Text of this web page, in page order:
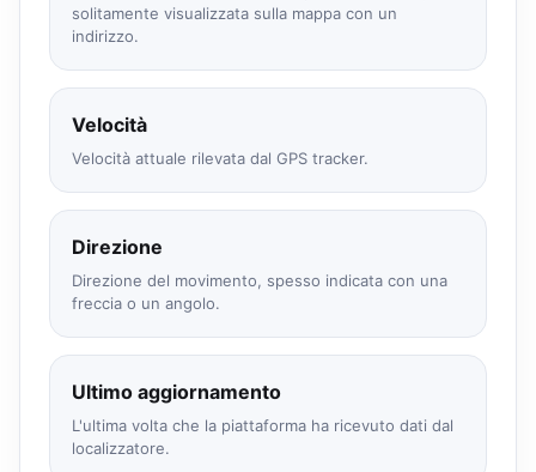
solitamente visualizzata sulla mappa con un
indirizzo.
Velocità
Velocità attuale rilevata dal GPS tracker.
Direzione
Direzione del movimento, spesso indicata con una
freccia o un angolo.
Ultimo aggiornamento
L'ultima volta che la piattaforma ha ricevuto dati dal
localizzatore.